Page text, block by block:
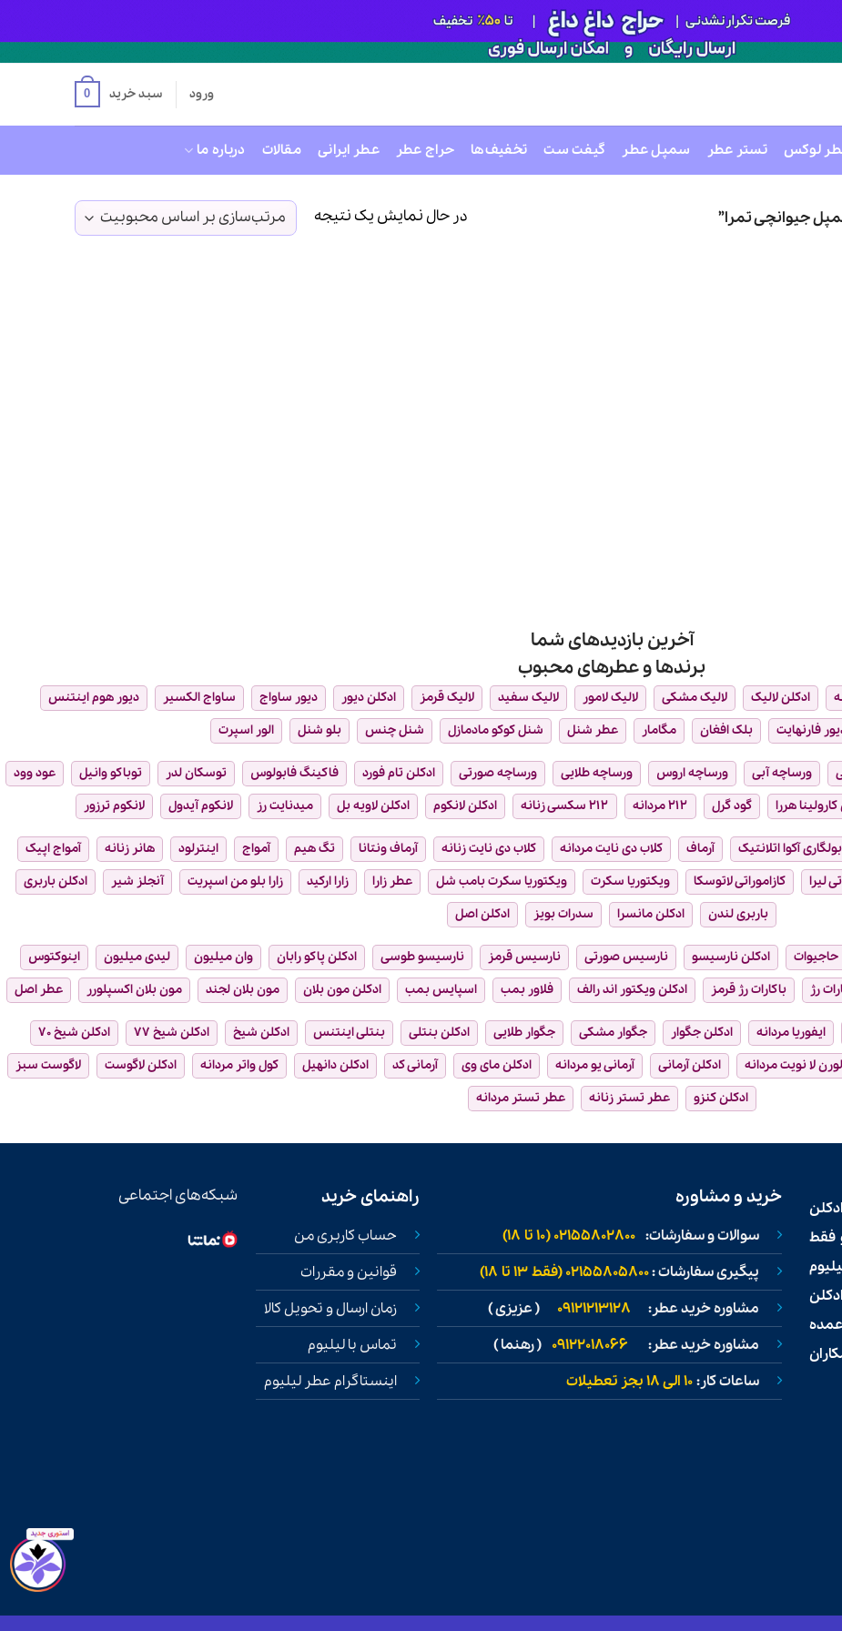
ورود سبد خرید 0
لوکس تستر عطر سمپل عطر گیفت ست تخفیف‌ها حراج عطر عطر ایرانی مقالات درباره ما
جیوانچی تمرا” در حال نمایش یک نتیجه
آخرین بازدیدهای شما
برندها و عطرهای محبوب
ادکلن لالیک لالیک مشکی لالیک لامور لالیک سفید لالیک قرمز ادکلن دیور دیور ساواج ساواج الکسیر
دیور هوم اینتنس
فارنهایت بلک افغان مگامار عطر شنل شنل کوکو مادمازل شنل چنس بلو شنل الور اسپرت
ورساچه آبی ورساچه اروس ورساچه طلایی ورساچه صورتی ادکلن تام فورد فاکینگ فابولوس توسکان لدر توباکو وانیل
عود وود
هررا گود گرل ۲۱۲ مردانه ۲۱۲ سکسی زنانه ادکلن لانکوم ادکلن لاویه بل میدنایت رز لانکوم آیدول لانکوم ترزور
بولگاری آکوا اتلانتیک آرماف کلاب دی نایت مردانه کلاب دی نایت زنانه آرماف ونتانا تگ هیم آمواج اینترلود هانر زنانه
آمواج اپیک
لیرا کازاموراتی لاتوسکا ویکتوریا سکرت ویکتوریا سکرت بامب شل عطر زارا زارا ارکید زارا بلو من اسپریت آنجلز شیر
ادکلن باربری
باربری لندن
ادکلن مانسرا سدرات بویز ادکلن اصل
حاجیوات ادکلن نارسیسو نارسیس صورتی نارسیس قرمز نارسیسو طوسی ادکلن پاکو رابان وان میلیون لیدی میلیون
اینوکتوس
رژ باکارات رژ قرمز ادکلن ویکتور اند رالف فلاور بمب اسپایس بمب ادکلن مون بلان مون بلان لجند مون بلان اکسپلورر عطر اصل
ایفوریا مردانه ادکلن جگوار جگوار مشکی جگوار طلایی ادکلن بنتلی بنتلی اینتنس ادکلن شیخ ادکلن شیخ ۷۷
ادکلن شیخ ۷۰
لا نویت مردانه ادکلن آرمانی آرمانی یو مردانه ادکلن مای وی آرمانی کد ادکلن دانهیل کول واتر مردانه ادکلن لاگوست
لاگوست سبز
ادکلن کنزو
عطر تستر زنانه عطر تستر مردانه
و فقط
خرید و مشاوره
سوالات و سفارشات:02155802800 (۱۰ تا ۱۸)
پیگیری سفارشات :02155805800 (فقط ۱۳ تا ۱۸)
مشاوره خرید عطر: 09121213128 ( عزیزی )
مشاوره خرید عطر: 09122018066 ( رهنما )
ساعات کار:۱۰ الی ۱۸ بجز تعطیلات
راهنمای خرید
حساب کاربری من
قوانین و مقررات
زمان ارسال و تحویل کالا
تماس با لیلیوم
اینستاگرام عطر لیلیوم
شبکه‌های اجتماعی